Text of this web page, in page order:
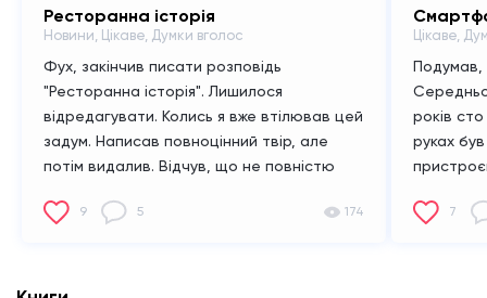
Ресторанна історія
Новини, Цікаве, Думки вголос
Фух, закінчив писати розповідь
"Ресторанна історія". Лишилося
відредагувати. Колись я вже втілював цей
задум. Написав повноцінний твір, але
потім видалив. Відчув, що не повністю
написати її краще.
А задум, зав'язка тієї
повністю. Зі старого нічого не залишив.
9 5 174
Цікаве,
Подумав,
років
руках
не зміг.
7